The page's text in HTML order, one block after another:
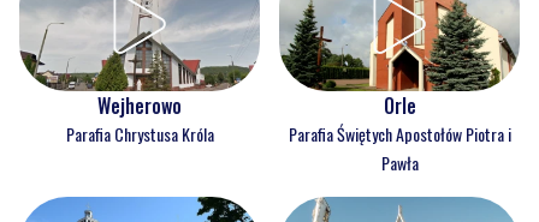
Wejherowo
Parafia Chrystusa Króla
Orle
Parafia Świętych Apostołów Piotra i
Pawła